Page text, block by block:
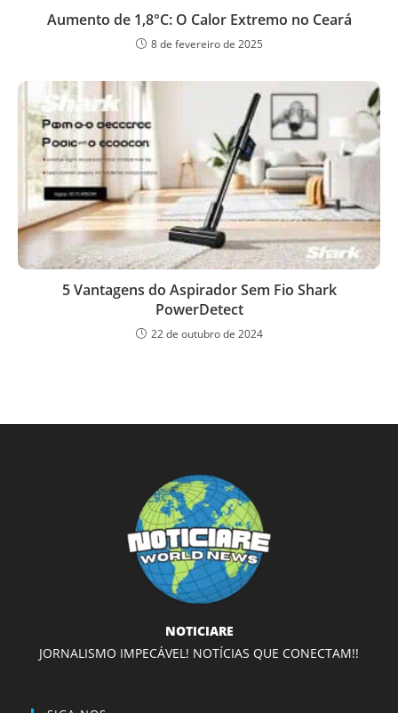
Aumento de 1,8°C: O Calor Extremo no Ceará
8 de fevereiro de 2025
5 Vantagens do Aspirador Sem Fio Shark
PowerDetect
22 de outubro de 2024
NOTICIARE
JORNALISMO IMPECÁVEL! NOTÍCIAS QUE CONECTAM!!